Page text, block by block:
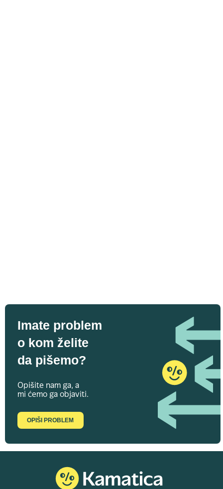
Imate problem
o kom želite
da pišemo?
Opišite nam ga, a
mi ćemo ga objaviti.
OPIŠI PROBLEM